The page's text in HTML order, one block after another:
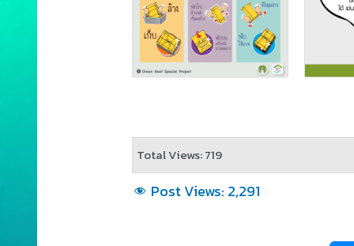
Total Views: 719
Post Views: 2,291